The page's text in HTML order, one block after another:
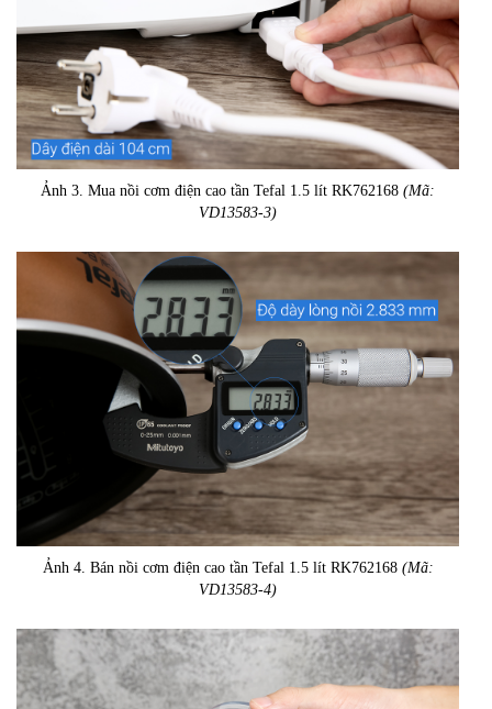
Ảnh 3. Mua nồi cơm điện cao tần Tefal 1.5 lít RK762168 (Mã:
VD13583-3)
Ảnh 4. Bán nồi cơm điện cao tần Tefal 1.5 lít RK762168 (Mã:
VD13583-4)